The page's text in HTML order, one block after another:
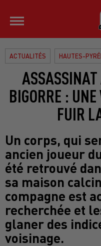
ACTUALITÉS HAUTES-
BIGORRE :
FUIR
Un corps, qui
ancien joueur
été retrouvé
sa maison
compagne est
recherchée et
glaner des
voisinage.